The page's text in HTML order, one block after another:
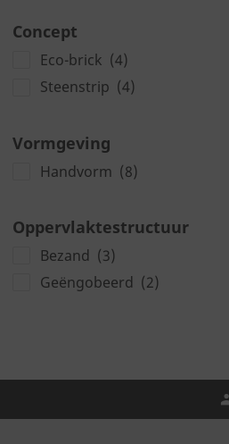
Concept
Eco-brick (4)
Steenstrip (4)
Vormgeving
Handvorm (8)
Oppervlaktestructuur
Bezand (3)
Geëngobeerd (2)